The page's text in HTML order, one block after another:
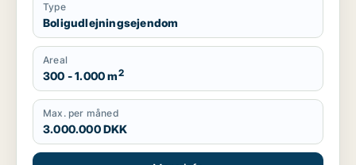
Type
Boligudlejningsejendom
Areal
300 - 1.000 m2
Max. per måned
3.000.000 DKK